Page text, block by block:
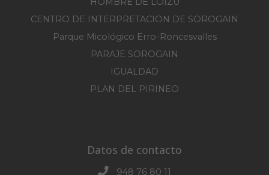
CENTRO DE INTERPRETACION DE SOROGAIN
Parque Micológico Erro-Roncesvalles
PARAJE SOROGAIN
IGUALDAD
PLAN DEL PIRINEO
Datos de contacto
948 76 80 11